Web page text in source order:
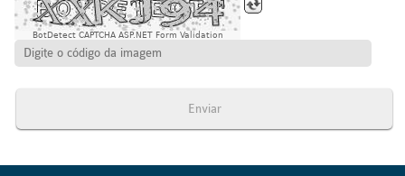
BotDetect CAPTCHA ASP.NET Form Validation
Enviar